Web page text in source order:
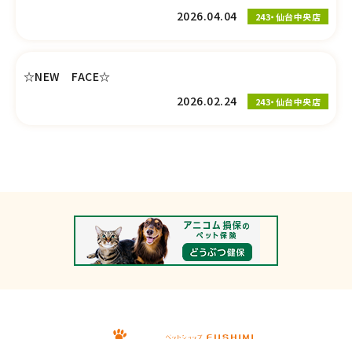
2026.04.04
243・仙台中央店
☆NEW FACE☆
2026.02.24
243・仙台中央店